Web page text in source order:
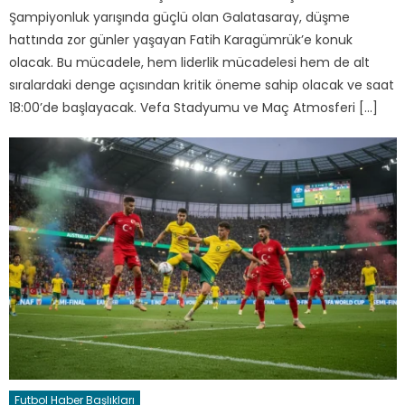
Şampiyonluk yarışında güçlü olan Galatasaray, düşme
hattında zor günler yaşayan Fatih Karagümrük’e konuk
olacak. Bu mücadele, hem liderlik mücadelesi hem de alt
sıralardaki denge açısından kritik öneme sahip olacak ve saat
18:00’de başlayacak. Vefa Stadyumu ve Maç Atmosferi […]
Futbol Haber Başlıkları